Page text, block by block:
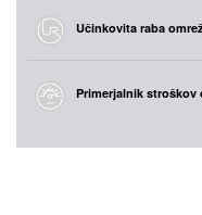
Učinkovita raba
Primerjalnik stroškov